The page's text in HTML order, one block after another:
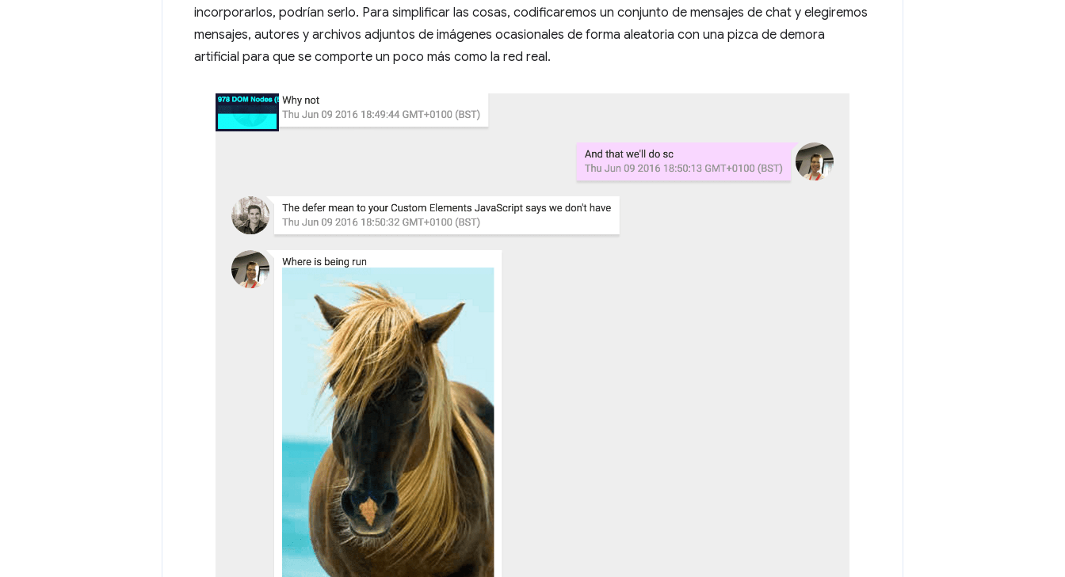
incorporarlos, podrían serlo. Para simplificar las cosas, codificaremos un conjunto de mensajes de chat y elegiremos
mensajes, autores y archivos adjuntos de imágenes ocasionales de forma aleatoria con una pizca de demora
artificial para que se comporte un poco más como la red real.